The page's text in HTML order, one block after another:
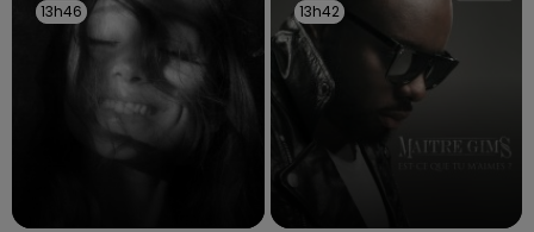
13h46
13h46 13h42
13h42